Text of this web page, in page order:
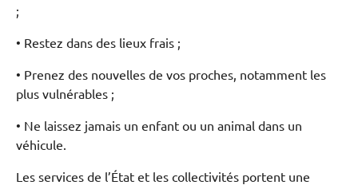
;
• Restez dans des lieux frais ;
• Prenez des nouvelles de vos proches, notamment les
plus vulnérables ;
• Ne laissez jamais un enfant ou un animal dans un
véhicule.
Les services de l’État et les collectivités portent une